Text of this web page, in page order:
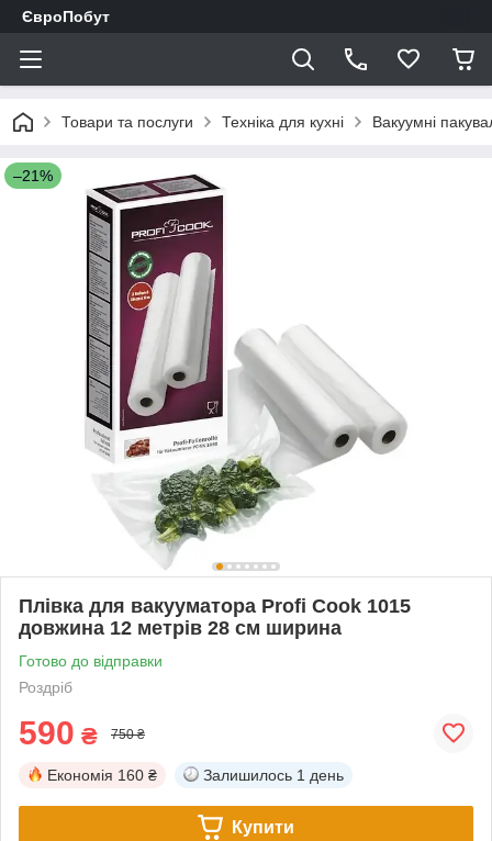
ЄвроПобут
Товари та послуги Техніка для кухні Вакуумні
–21%
Плівка для вакууматора Profi Cook 1015
довжина 12 метрів 28 см ширина
Готово до відправки
Роздріб
590 ₴ 750 ₴
Економія 160 ₴ Залишилось 1 день
Купити